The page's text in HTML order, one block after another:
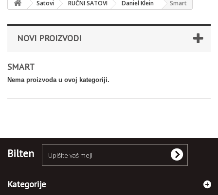
Satovi RUČNI SATOVI Daniel Klein Smart
NOVI PROIZVODI
SMART
Nema proizvoda u ovoj kategoriji.
Bilten
Kategorije